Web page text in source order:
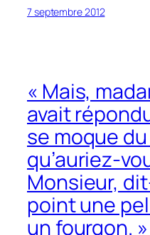
7 septembre 2012
« Mais,
avait
se moque
qu’auriez-
Monsieur,
point une
un fourgon. »